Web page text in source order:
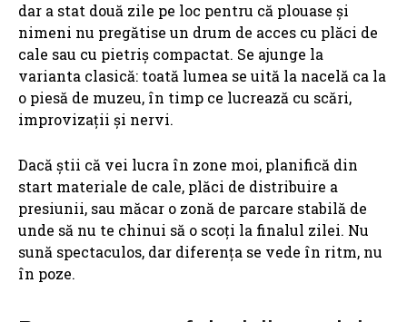
dar a stat două zile pe loc pentru că plouase și
nimeni nu pregătise un drum de acces cu plăci de
cale sau cu pietriș compactat. Se ajunge la
varianta clasică: toată lumea se uită la nacelă ca la
o piesă de muzeu, în timp ce lucrează cu scări,
improvizații și nervi.
Dacă știi că vei lucra în zone moi, planifică din
start materiale de cale, plăci de distribuire a
presiunii, sau măcar o zonă de parcare stabilă de
unde să nu te chinui să o scoți la finalul zilei. Nu
sună spectaculos, dar diferența se vede în ritm, nu
în poze.